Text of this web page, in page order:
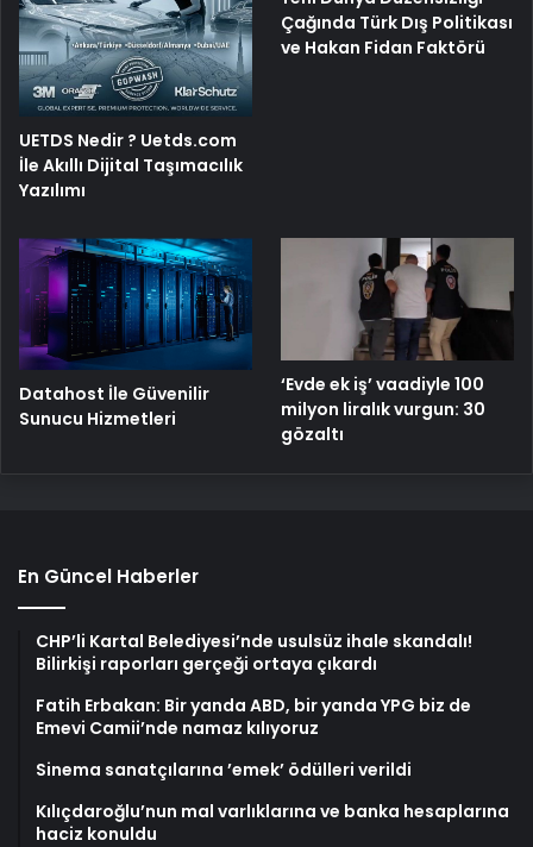
UETDS Nedir ? Uetds.com
İle Akıllı Dijital Taşımacılık
Yazılımı
Çağında Türk Dış Politikası
ve Hakan Fidan Faktörü
Datahost İle Güvenilir
Sunucu Hizmetleri
‘Evde ek iş’ vaadiyle 100
milyon liralık vurgun: 30
gözaltı
En Güncel Haberler
CHP’li Kartal Belediyesi’nde usulsüz ihale skandalı!
Bilirkişi raporları gerçeği ortaya çıkardı
Fatih Erbakan: Bir yanda ABD, bir yanda YPG biz de
Emevi Camii’nde namaz kılıyoruz
Sinema sanatçılarına ’emek’ ödülleri verildi
Kılıçdaroğlu’nun mal varlıklarına ve banka hesaplarına
haciz konuldu